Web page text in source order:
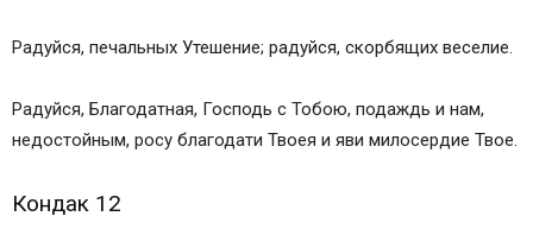
Радуйся, печальных Утешение; радуйся, скорбящих веселие.
Радуйся, Благодатная, Господь с Тобою, подаждь и нам,
недостойным, росу благодати Твоея и яви милосердие Твое.
Кондак 12